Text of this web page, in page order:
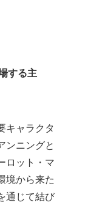
する主
キャラクタ
ンニングと
ロット・マ
境から来た
通じて結び